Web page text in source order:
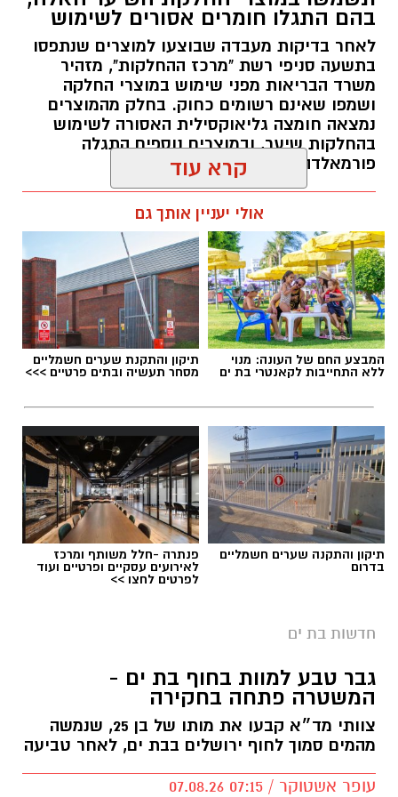
בהם התגלו חומרים אסורים לשימוש
לאחר בדיקות מעבדה שבוצעו למוצרים שנתפסו
בתשעה סניפי רשת "מרכז ההחלקות", מזהיר
משרד הבריאות מפני שימוש במוצרי החלקה
ושמפו שאינם רשומים כחוק. בחלק מהמוצרים
נמצאה חומצה גליאוקסילית האסורה לשימוש
בהחלקות שיער, ובמוצרים נוספים התגלה
פורמאלדהיד - חומר המוגדר כמסרטן
תגים:משרד הבריאות, חומרים מסוכנים, מרכז
ההחלקות
צילומים: משרד הבריאות
משרד הבריאות פרסם אזהרה לציבור מפני שימוש
במוצרי שיער נוספים שנתפסו במסגרת מבצע
ההחלקות".
קרא עוד
אולי יעניין אותך גם
המבצע החם של העונה: מנוי
ללא התחייבות לקאנטרי בת ים
תיקון והתקנת שערים חשמליים
מסחר תעשיה ובתים פרטיים >>>
תיקון והתקנה שערים חשמליים
בדרום
פנתרה -חלל משותף ומרכז
לאירועים עסקיים ופרטיים ועוד
לפרטים לחצו >>
חדשות בת ים
גבר טבע למוות בחוף בת ים -
המשטרה פתחה בחקירה
צוותי מד״א קבעו את מותו של בן 25, שנמשה
מהמים סמוך לחוף ירושלים בבת ים, לאחר טביעה
עופר אשטוקר / 07:15 07.08.26